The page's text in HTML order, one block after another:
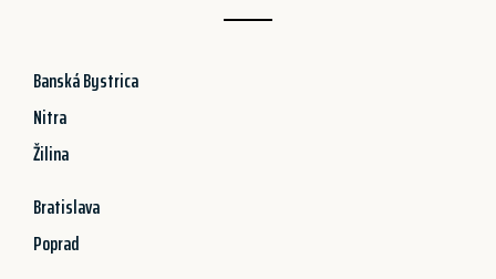
Banská Bystrica
Nitra
Žilina
Bratislava
Poprad